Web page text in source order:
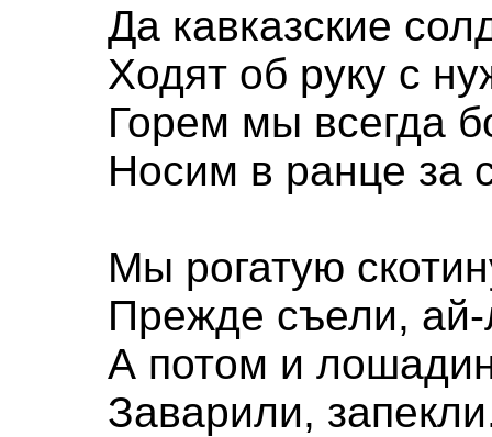
Да кавказские
Ходят об руку с
Горем мы всегда
Носим в ранце за
Мы рогатую
Прежде съели,
А потом и
Заварили,